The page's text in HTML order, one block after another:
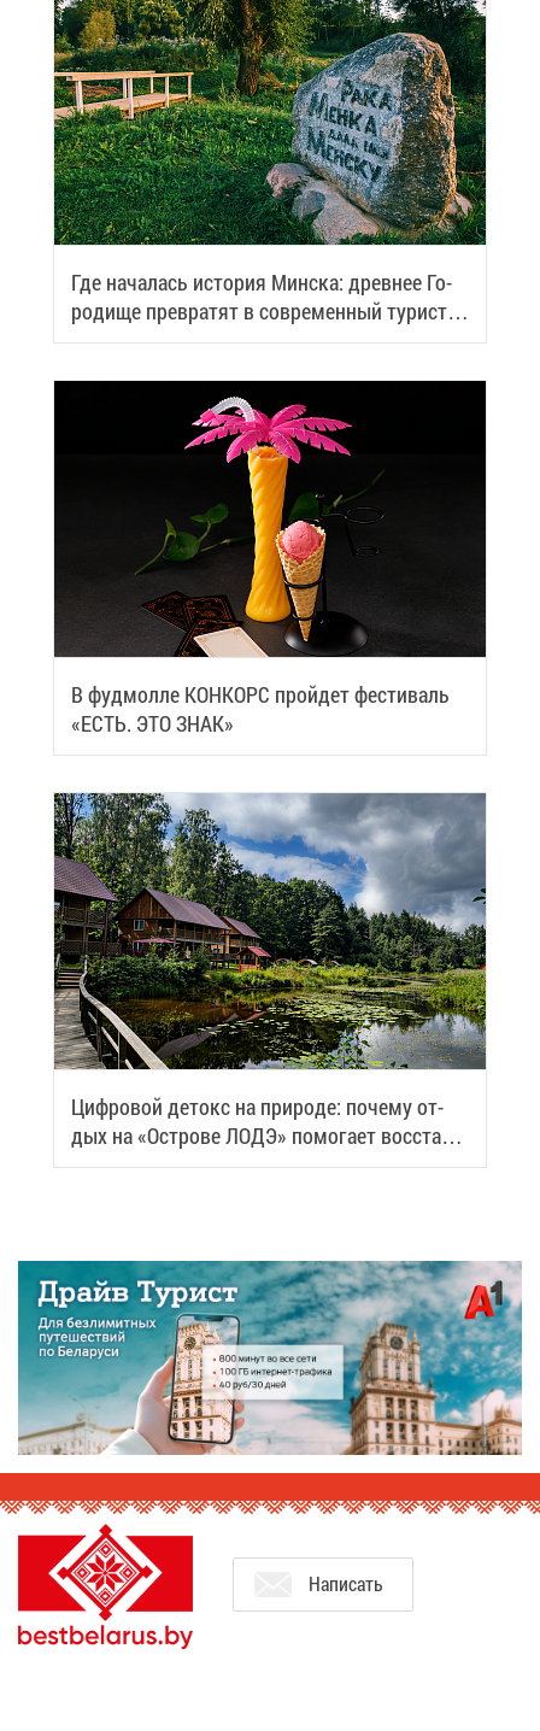
Где на­ча­лась ис­то­рия Мин­ска: древ­нее Го­
ро­ди­ще пре­вра­тят в со­вре­мен­ный ту­ри­сти­
че­ский центр
В фуд­мол­ле КОН­КОРС прой­дет фе­сти­валь
«ЕСТЬ. ЭТО ЗНАК»
Циф­ро­вой де­токс на при­ро­де: по­че­му от­
дых на «Ост­ро­ве ЛОДЭ» по­мо­га­ет вос­ста­но­
вить си­лы
На­пи­сать